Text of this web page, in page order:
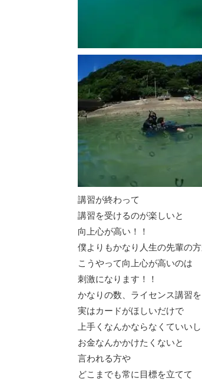
講習が終わって
講習を受けるのが楽しいと
向上心が高い！！
僕よりもかなり人生の先輩の
こうやって向上心が高いのは
刺激になります！！
かなりの数、ライセンス講習
実はカードがほしいだけで
上手くなんかならなくていいし
お金なんかかけたくないと
言われる方や
どこまでも常に目標を立てて